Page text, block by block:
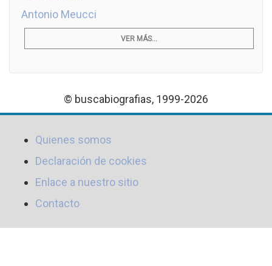
Antonio Meucci
VER MÁS...
© buscabiografias, 1999-2026
Quienes somos
Declaración de cookies
Enlace a nuestro sitio
Contacto